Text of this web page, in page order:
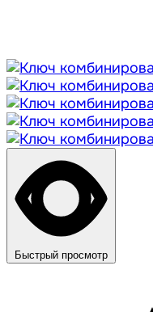
Быстрый просмотр